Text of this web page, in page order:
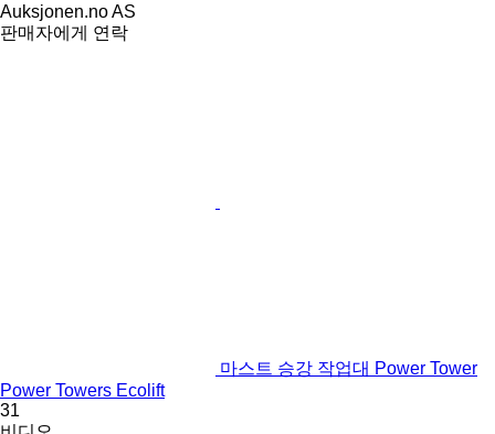
Auksjonen.no AS
판매자에게 연락
마스트 승강 작업대 Power Tower
Power Towers Ecolift
31